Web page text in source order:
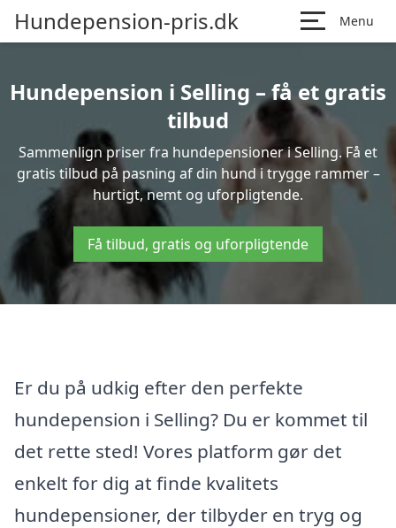
Hundepension-pris.dk Menu
Hundepension i Selling – få et gratis
tilbud
Sammenlign priser fra hundepensioner i Selling. Få et
gratis tilbud på pasning af din hund i trygge rammer –
hurtigt, nemt og uforpligtende.
Få tilbud, gratis og uforpligtende
Er du på udkig efter den perfekte
hundepension i Selling? Du er kommet til
det rette sted! Vores platform gør det
enkelt for dig at finde kvalitets
hundepensioner, der tilbyder en tryg og